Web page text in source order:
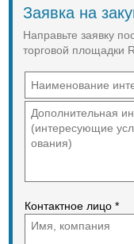
Заявка на
Направьте заявку
торговой площадки
Контактное лицо *